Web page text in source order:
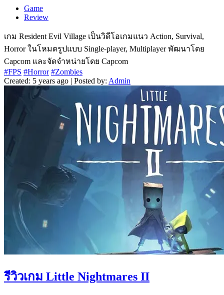
Game
Review
เกม Resident Evil Village เป็นวิดีโอเกมแนว Action, Survival,
Horror ในโหมดรูปแบบ Single-player, Multiplayer พัฒนาโดย
Capcom และจัดจำหน่ายโดย Capcom
#FPS #Horror #Zombies
Created: 5 years ago | Posted by: Admin
รีวิวเกม Little Nightmares II